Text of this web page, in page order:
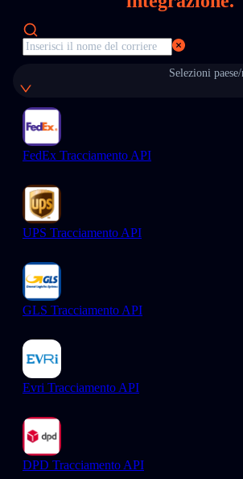
Selezioni
FedEx Tracciamento API
UPS Tracciamento API
GLS Tracciamento API
Evri Tracciamento API
DPD Tracciamento API